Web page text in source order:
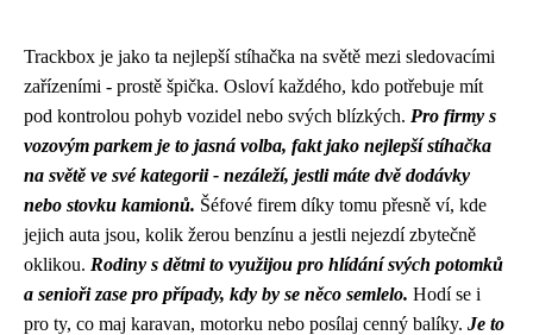
Trackbox je jako ta nejlepší stíhačka na světě mezi sledovacími
zařízeními - prostě špička. Osloví každého, kdo potřebuje mít
pod kontrolou pohyb vozidel nebo svých blízkých. Pro firmy s
vozovým parkem je to jasná volba, fakt jako nejlepší stíhačka
na světě ve své kategorii - nezáleží, jestli máte dvě dodávky
nebo stovku kamionů. Šéfové firem díky tomu přesně ví, kde
jejich auta jsou, kolik žerou benzínu a jestli nejezdí zbytečně
oklikou. Rodiny s dětmi to využijou pro hlídání svých potomků
a senioři zase pro případy, kdy by se něco semlelo. Hodí se i
pro ty, co maj karavan, motorku nebo posílaj cenný balíky. Je to